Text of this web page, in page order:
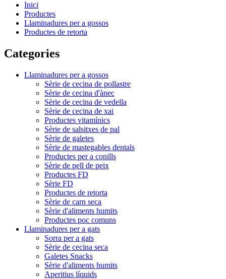
Inici
Productes
Llaminadures per a gossos
Productes de retorta
Categories
Llaminadures per a gossos
Sèrie de cecina de pollastre
Sèrie de cecina d'ànec
Sèrie de cecina de vedella
Sèrie de cecina de xai
Productes vitamínics
Sèrie de salsitxes de pal
Sèrie de galetes
Sèrie de mastegables dentals
Productes per a conills
Sèrie de pell de peix
Productes FD
Sèrie FD
Productes de retorta
Sèrie de carn seca
Sèrie d'aliments humits
Productes poc comuns
Llaminadures per a gats
Sorra per a gats
Sèrie de cecina seca
Galetes Snacks
Sèrie d'aliments humits
Aperitius líquids